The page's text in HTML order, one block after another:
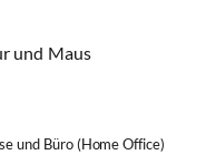
und Maus
und Büro (Home Office)